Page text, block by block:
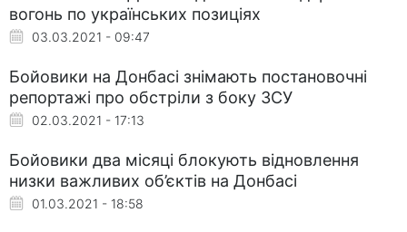
вогонь по українських позиціях
03.03.2021 - 09:47
Бойовики на Донбасі знімають постановочні
репортажі про обстріли з боку ЗСУ
02.03.2021 - 17:13
Бойовики два місяці блокують відновлення
низки важливих об’єктів на Донбасі
01.03.2021 - 18:58